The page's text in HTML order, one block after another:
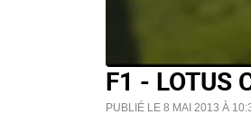
F1 - LOTUS
PUBLIÉ LE 8 MAI 2013 À